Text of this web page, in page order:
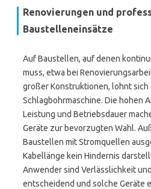
Renovierungen und
Baustelleneinsätze
Auf Baustellen, auf denen
muss, etwa bei
großer Konstruktionen, lohnt
Schlagbohrmaschine. Die hohen
Leistung und Betriebsdauer
Geräte zur bevorzugten Wahl.
Baustellen mit Stromquellen
Kabellänge kein Hindernis
Anwender sind Verlässlichkeit
entscheidend und solche Geräte